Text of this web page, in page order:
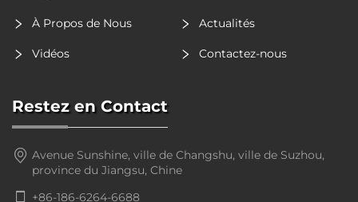
À Propos de Nous Actualités
Vidéos Contactez-nous
Restez en Contact
Avenue Sunshine, ville de Changshu, ville de Suzhou,
province du Jiangsu, Chine
+86-186-6264-6688